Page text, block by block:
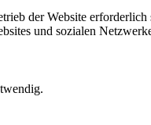
der Website
und sozialen